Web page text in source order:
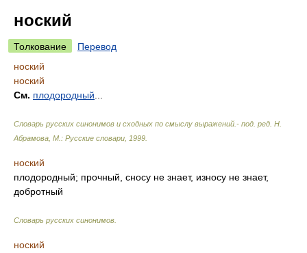
ноский
Толкование
Перевод
ноский
ноский
См. плодородный
Словарь русских синонимов и сходных по смыслу выражений.- под. ред. Н.
Абрамова, М.: Русские словари 1999
ноский
плодородный; прочный, сносу не знает, износу не знает,
добротный
Словарь русских синонимов
ноский